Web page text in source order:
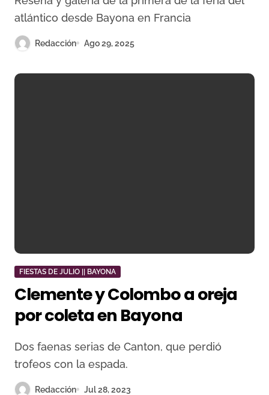
Moreno en Bayona
atlántico desde Bayona en Francia
Redacción Ago 29, 2025
FIESTAS DE JULIO || BAYONA
Clemente y Colombo a oreja
por coleta en Bayona
Dos faenas serias de Canton, que perdió
trofeos con la espada.
Redacción Jul 28, 2023